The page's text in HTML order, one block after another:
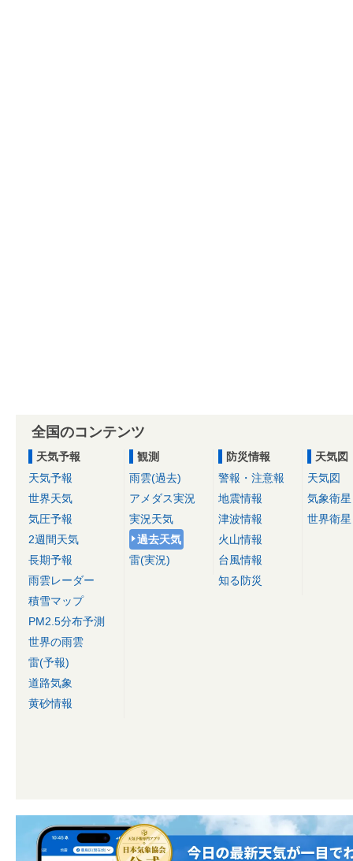
全国のコンテンツ
天気予報
天気予報
世界天気
気圧予報
2週間天気
長期予報
雨雲レーダー
積雪マップ
PM2.5分布予測
世界の雨雲
雷(予報)
道路気象
黄砂情報
観測
雨雲(過去)
アメダス実況
実況天気
過去天気
雷(実況)
防災情報
警報・注意報
地震情報
津波情報
火山情報
台風情報
知る防災
天気図
天気図
気象衛星
世界衛星